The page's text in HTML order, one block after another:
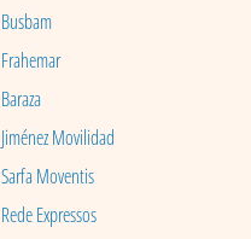
Busbam
Frahemar
Baraza
Jiménez Movilidad
Sarfa Moventis
Rede Expressos